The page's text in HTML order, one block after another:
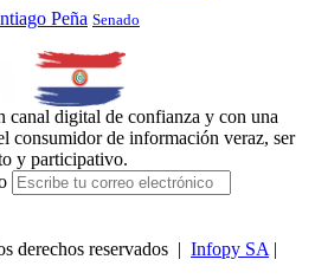
Peña Senado
canal digital de confianza y con una
consumidor de información veraz, ser
y participativo.
derechos reservados | Infopy SA |